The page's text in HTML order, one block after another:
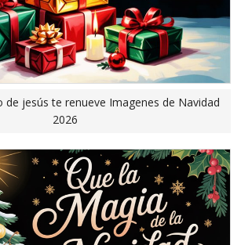
de jesús te renueve Imagenes de Navidad
2026